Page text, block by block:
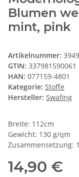
Blumen
mint, pink
Artikelnummer:
GTIN: 337981590061
HAN: 077159-4801
Kategorie: Stoffe
Hersteller: Swafing
Breite: 112cm
Gewicht: 130 g/qm
Zusammensetzung:
14,90 €